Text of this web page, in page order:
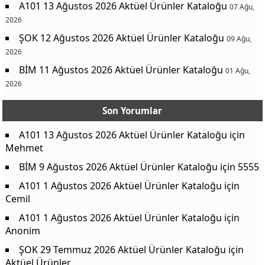
Urban Care Duş Jeli Çeşitleri 500 ml
79,90 TL
Colgate Üçlü Etki Diş Macunu 75 ml
Colgate Max White Purple Diş Macunu 75 ml
Colgate Max Beyazlık Diş Macunu 50 ml
45,50 TL
Colgate Max White Diş Macunu Çeşitleri 75 ml
Nivea Yoğun Besleyici Vücut Sütü 250 ml
119,00 TL
Neutrogena Sivilce Temizleyici Jel / Bakım Kremi / Yüz
65,00 TL
Kiri Labne 3x150 g
85,00 TL
Nestle Coffee Mate 625 g
115,00 TL
Pepsi Cola/Pepsi Max/Yedigün Portakal 4x1 L
115,00 TL
Peros Konsantre Yumuşatıcı Çeşitleri 1440 ml
90,00 TL
Kızılay/Kınık/Sarıkız Sade Maden Suyu 6'lı
Kızılay C Limon 6x200 ml
49,90 TL
A101 13 Ağustos 2026 Aktüel Ürünler Kataloğu 07 Ağu,
2026
ŞOK 12 Ağustos 2026 Aktüel Ürünler Kataloğu 09 Ağu,
2026
BİM 11 Ağustos 2026 Aktüel Ürünler Kataloğu 01 Ağu,
2026
Son Yorumlar
A101 13 Ağustos 2026 Aktüel Ürünler Kataloğu için
Mehmet
BİM 9 Ağustos 2026 Aktüel Ürünler Kataloğu için 5555
A101 1 Ağustos 2026 Aktüel Ürünler Kataloğu için
Cemil
A101 1 Ağustos 2026 Aktüel Ürünler Kataloğu için
Anonim
ŞOK 29 Temmuz 2026 Aktüel Ürünler Kataloğu için